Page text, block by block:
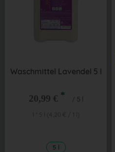
Waschmittel Lavendel 5 l
20,99 € * / 5 l
5 l